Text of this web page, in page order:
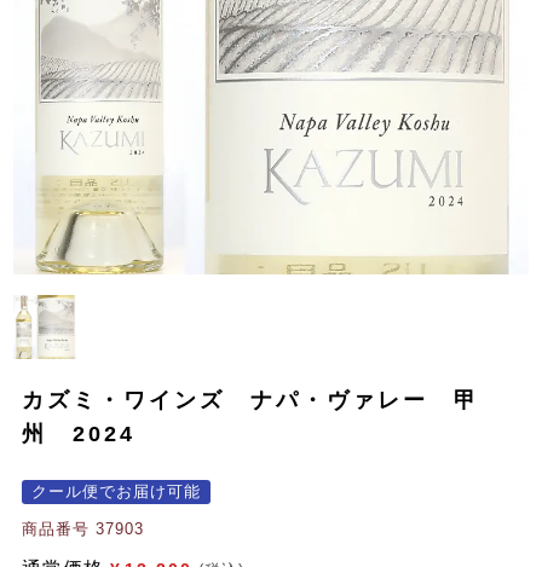
カズミ・ワインズ ナパ・ヴァレー 甲
州 2024
クール便でお届け可能
商品番号 37903